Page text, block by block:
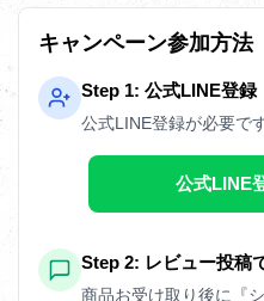
キャンペーン参加方法
Step 1: 公式LINE登録
公式LINE登録が必要で
公式LINE
Step 2: レビュー投稿
商品お受け取り後に『